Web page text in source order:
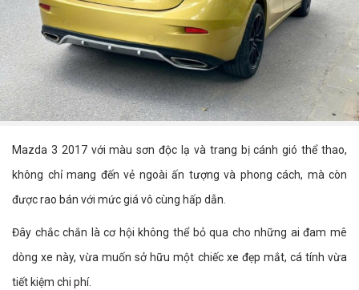
Mazda 3 2017 với màu sơn độc lạ và trang bị cánh gió thể thao,
không chỉ mang đến vẻ ngoài ấn tượng và phong cách, mà còn
được rao bán với mức giá vô cùng hấp dẫn.
Đây chắc chắn là cơ hội không thể bỏ qua cho những ai đam mê
dòng xe này, vừa muốn sở hữu một chiếc xe đẹp mắt, cá tính vừa
tiết kiệm chi phí.